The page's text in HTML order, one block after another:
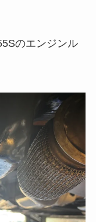
のエンジンル